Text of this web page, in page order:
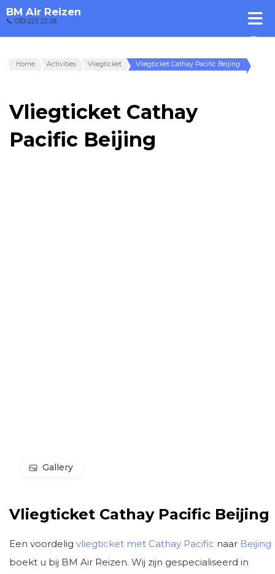
BM Air Reizen
📞 030-225 23 28
Home Activities Vliegticket Vliegticket Cathay Pacific Beijing
Vliegticket Cathay
Pacific Beijing
Gallery
Vliegticket Cathay Pacific Beijing
Een voordelig vliegticket met Cathay Pacific naar Beijing
boekt u bij BM Air Reizen. Wij zijn gespecialiseerd in